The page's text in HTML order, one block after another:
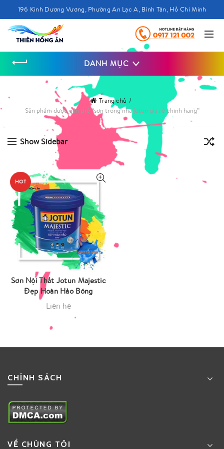
196 Kinh Dương Vương, Phường An Lạc A, Bình Tân, Hồ Chí Minh
DANH MỤC
Trang chủ
Sản phẩm được gắn thẻ “sơn trong nhà jotun giá rẻ chính hãng”
Show Sidebar
HOT
Sơn Nội Thất Jotun Majestic
Đẹp Hoàn Hảo Bóng
Liên hệ
CHÍNH SÁCH
VỀ CHÚNG TÔI